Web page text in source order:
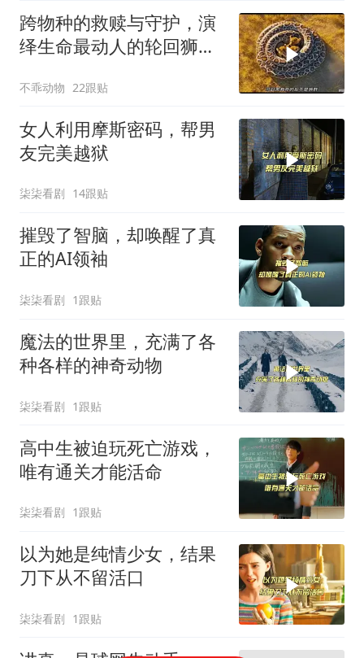
跨物种的救赎与守护，演
绎生命最动人的轮回狮子
不乖动物 22跟贴
女人利用摩斯密码，帮男
友完美越狱
柒柒看剧 14跟贴
摧毁了智脑，却唤醒了真
正的AI领袖
柒柒看剧 1跟贴
魔法的世界里，充满了各
种各样的神奇动物
柒柒看剧 1跟贴
高中生被迫玩死亡游戏，
唯有通关才能活命
柒柒看剧 1跟贴
以为她是纯情少女，结果
刀下从不留活口
柒柒看剧 1跟贴